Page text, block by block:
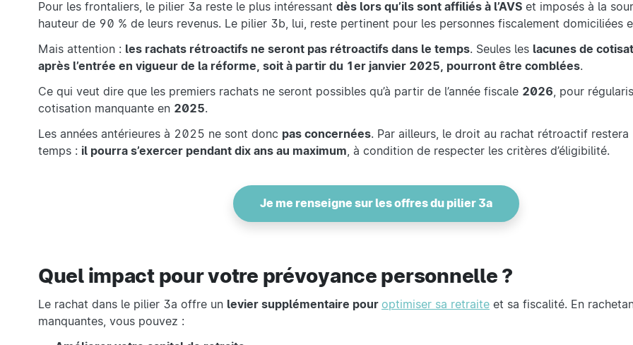
Pour les frontaliers, le pilier 3a reste le plus intéressant dès lors qu’ils sont affiliés à l’AVS et imposés à la
hauteur de 90 % de leurs revenus. Le pilier 3b, lui, reste pertinent pour les personnes fiscalement domiciliées
Mais attention : les rachats rétroactifs ne seront pas rétroactifs dans le temps. Seules les lacunes de
après l’entrée en vigueur de la réforme, soit à partir du 1er janvier 2025, pourront être comblées.
Ce qui veut dire que les premiers rachats ne seront possibles qu’à partir de l’année fiscale 2026, pour
cotisation manquante en 2025.
Les années antérieures à 2025 ne sont donc pas concernées. Par ailleurs, le droit au rachat rétroactif restera
temps : il pourra s’exercer pendant dix ans au maximum, à condition de respecter les critères d’éligibilité.
Je me renseigne sur les offres du pilier 3a
Quel impact pour votre prévoyance personnelle ?
Le rachat dans le pilier 3a offre un levier supplémentaire pour optimiser sa retraite et sa fiscalité. En
manquantes, vous pouvez :